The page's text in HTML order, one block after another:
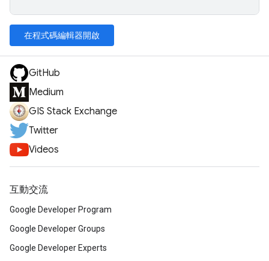
在程式碼編輯器開啟
GitHub
Medium
GIS Stack Exchange
Twitter
Videos
互動交流
Google Developer Program
Google Developer Groups
Google Developer Experts